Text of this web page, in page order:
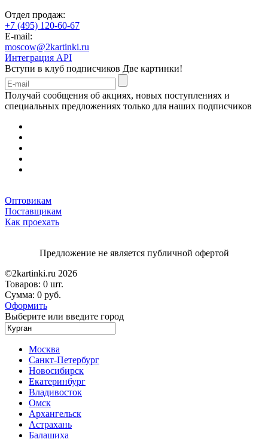
Отдел продаж:
+7 (495) 120-60-67
E-mail:
moscow@2kartinki.ru
Интеграция API
Вступи в клуб подписчиков Две картинки!
Получай сообщения об акциях, новых поступлениях и
специальных предложениях только для наших подписчиков
Оптовикам
Поставщикам
Как проехать
Предложение не является публичной офертой
©2kartinki.ru 2026
Товаров: 0 шт.
Сумма: 0 руб.
Оформить
Выберите или введите город
Москва
Санкт-Петербург
Новосибирск
Екатеринбург
Владивосток
Омск
Архангельск
Астрахань
Балашиха